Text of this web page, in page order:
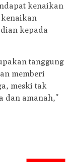
kenaikan
kenaikan
kepada
tanggung
memberi
meski tak
dan amanah,”